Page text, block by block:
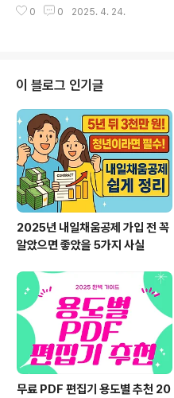
다시 일어설 수 있도록 정부가 지원해주
경유 가격이 리터당 최대 46원까지 오르
유류세 인상, 얼마나 오르나?기획재정부
는 리터당 698원에서 738원, 경유는
으로 각각 40원, 46원 인상된다. 국제유
비자물가가 안정세를 보이고 있음에도,
하 종료와 함께 단계적인 정상화가 이뤄
에 어떤 영향이 있을까?월 100리터..
0 0 2025. 4. 24.
이 블로그 인기글
2025년 내일채움공제 가입 전 꼭
알았으면 좋았을 5가지 사실
무료 PDF 편집기 용도별 추천 20